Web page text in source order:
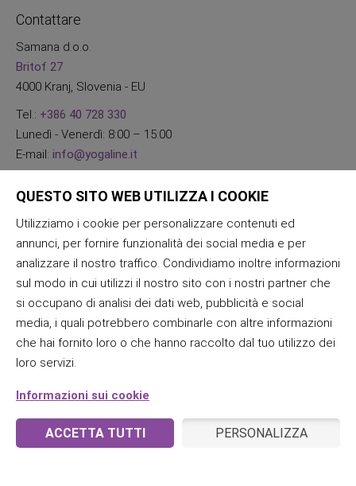
Contattare
Samana d.o.o.
Britof 27
4000 Kranj, Slovenia - EU
Tel.: +386 40 728 330
Lunedì - Venerdì: 8:00 – 15:00
E-mail: info@yogaline.it
QUESTO SITO WEB UTILIZZA I COOKIE
Utilizziamo i cookie per personalizzare contenuti ed
annunci, per fornire funzionalità dei social media e per
analizzare il nostro traffico. Condividiamo inoltre informazioni
sul modo in cui utilizzi il nostro sito con i nostri partner che
si occupano di analisi dei dati web, pubblicità e social
media, i quali potrebbero combinarle con altre informazioni
che hai fornito loro o che hanno raccolto dal tuo utilizzo dei
loro servizi.
Informazioni sui cookie
ACCETTA TUTTI PERSONALIZZA